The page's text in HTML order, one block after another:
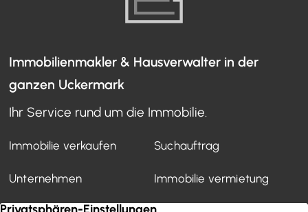
Immobilienmakler & Hausverwalter in der
ganzen Uckermark
Ihr Service rund um die Immobilie.
Immobilie verkaufen Suchauftrag
Unternehmen Immobilie vermietung